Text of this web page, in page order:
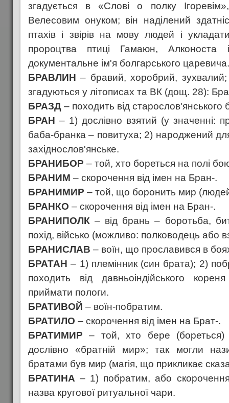
згадується в «Слові о полку
Велесовим онуком; він наділений
птахів і звірів на мову людей і
пророцтва птиці Гамаюн,
документальне ім'я болгарського царевича.
БРАВЛИН – бравий, хоробрий, зухвалий;
згадуються у літописах та ВК (дощ. 28):
БРАЗД – походить від
БРАН – 1) дослівно взятий (у значенні:
баба-бранка – повитуха; 2) народжений
західнослов'янське.
БРАНИБОР – той, хто бореться на полі
БРАНИМ – скорочення від імен на Бран-.
БРАНИМИР – той, що боронить мир
БРАНКО – скорочення від імен на Бран-.
БРАНИПОЛК – від брань – боротьба,
похід, військо (можливо: полководець або
БРАНИСЛАВ – воїн, що прославився в
БРАТАН – 1) племінник (син брата); 2)
походить від давньоіндійського
приймати пологи.
БРАТИВОЙ – воїн-побратим.
БРАТИЛО – скорочення від імен на Брат-.
БРАТИМИР – той, хто бере
дослівно «братній мир»; так могли
братами був мир (магія, що прикликає
БРАТИНА – 1) побратим, або
назва кругової ритуальної чари.